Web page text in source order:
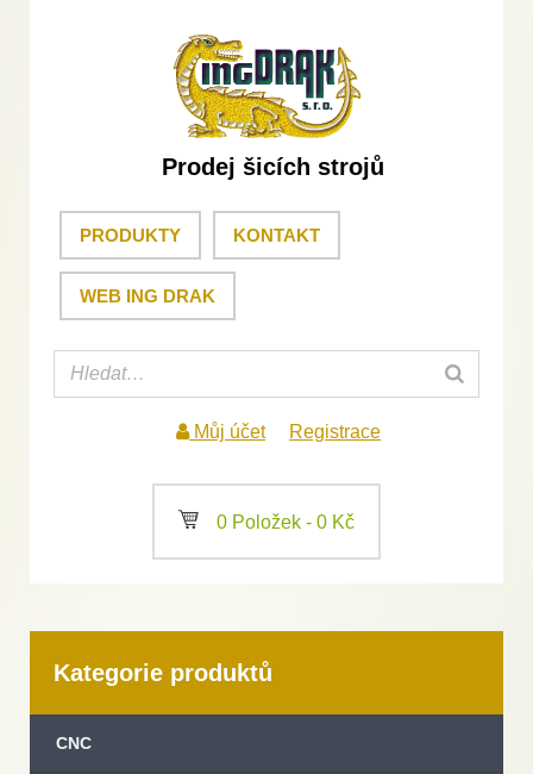
Prodej šicích strojů
PRODUKTY KONTAKT
WEB ING DRAK
Můj účet Registrace
a 0 Položek - 0 Kč
Kategorie produktů
CNC